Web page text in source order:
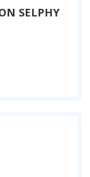
SELPHY